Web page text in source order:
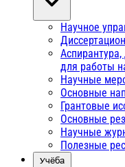
Научное
для работы
Научные
Основные
Грантовые
Основные
Научные
Полезные
Учёба